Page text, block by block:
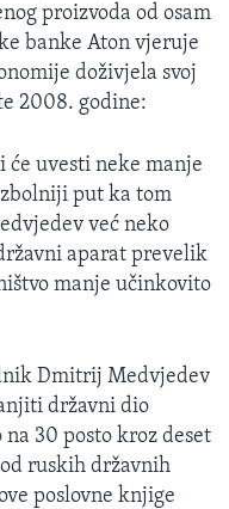
proizvoda od osam
banke Aton vjeruje
doživjela svoj
2008. godine:
uvesti neke manje
put ka tom
već neko
aparat prevelik
manje učinkovito
Dmitrij Medvjedev
državni dio
30 posto kroz deset
ruskih državnih
poslovne knjige